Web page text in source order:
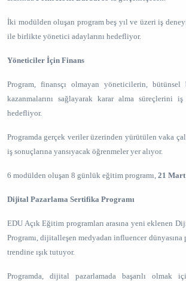
İki modülden oluşan program beş yıl ve üzeri iş
ile birlikte yönetici adaylarını hedefliyor.
Yöneticiler İçin Finans
Program, finansçı olmayan yöneticilerin, bütünsel
kazanmalarını sağlayarak karar alma süreçlerini
hedefliyor.
Programda gerçek veriler üzerinden yürütülen vaka
iş sonuçlarına yansıyacak öğrenmeler yer alıyor.
6 modülden oluşan 8 günlük eğitim programı, 21 Mart
Dijital Pazarlama Sertifika Programı
EDU Açık Eğitim programları arasına yeni eklenen
Programı, dijitalleşen medyadan influencer
trendine ışık tutuyor.
Programda, dijital pazarlamada başarılı olmak